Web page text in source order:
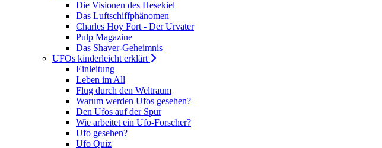
Die Visionen des Hesekiel
Das Luftschiffphänomen
Charles Hoy Fort - Der Urvater
Pulp Magazine
Das Shaver-Geheimnis
UFOs kinderleicht erklärt
Einleitung
Leben im All
Flug durch den Weltraum
Warum werden Ufos gesehen?
Den Ufos auf der Spur
Wie arbeitet ein Ufo-Forscher?
Ufo gesehen?
Ufo Quiz